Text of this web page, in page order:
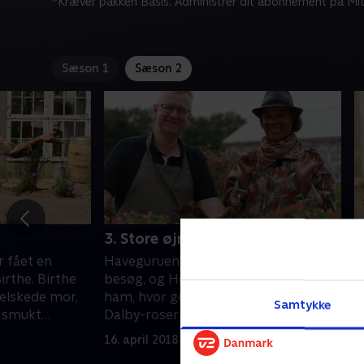
Samtykke
Sæson 1 Sæson 2
fået en
Birthe
mor,
smukt
3. Store øjne i gæstehuset
Haveguruen Claus Dalby kommer på
besøg, og Hella er spændt på at vise
ham, hvor godt hun har passet på
Dalby-roserne
16. april 2018 • 28 min